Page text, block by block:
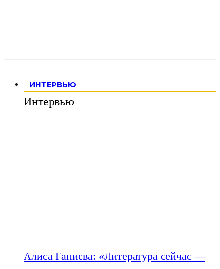
ИНТЕРВЬЮ
Интервью
Алиса Ганиева: «Литература сейчас —